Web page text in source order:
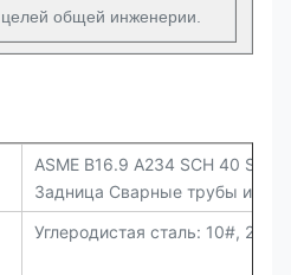
целей общей инженерии.
ASME B16.9 A234 SCH 40
Задница Сварные трубы из
Углеродистая сталь: 10#, 20#,